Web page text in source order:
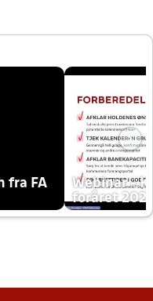
fra FA
Webinar -
foråret